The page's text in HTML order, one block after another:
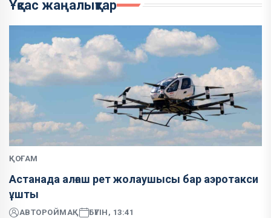
Ұқсас жаңалықтар
ҚОҒАМ
Астанада алғаш рет жолаушысы бар аэротакси
ұшты
АВТОРОЙМАҚ БҮГІН, 13:41